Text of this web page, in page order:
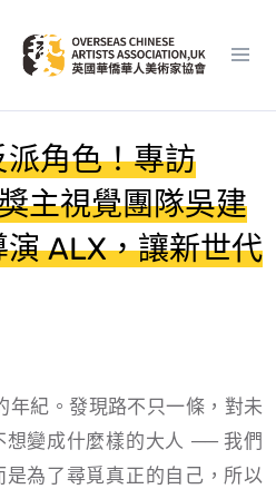
角色！專訪
主視覺團隊吳建
ALX，讓新世代
年紀。發現路不只一條，對未
想變成什麼樣的大人 ── 我們
為了尋覓真正的自己，所以